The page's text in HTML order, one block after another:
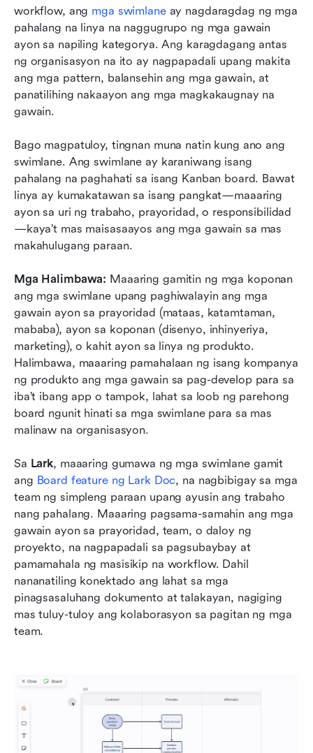
workflow, ang mga swimlane ay nagdaragdag ng mga
pahalang na linya na naggugrupo ng mga gawain
ayon sa napiling kategorya. Ang karagdagang antas
ng organisasyon na ito ay nagpapadali upang makita
ang mga pattern, balansehin ang mga gawain, at
panatilihing nakaayon ang mga magkakaugnay na
gawain.
Bago magpatuloy, tingnan muna natin kung ano ang
swimlane. Ang swimlane ay karaniwang isang
pahalang na paghahati sa isang Kanban board. Bawat
linya ay kumakatawan sa isang pangkat—maaaring
ayon sa uri ng trabaho, prayoridad, o responsibilidad
—kaya’t mas maisasaayos ang mga gawain sa mas
makahulugang paraan.
Mga Halimbawa: Maaaring gamitin ng mga koponan
ang mga swimlane upang paghiwalayin ang mga
gawain ayon sa prayoridad (mataas, katamtaman,
mababa), ayon sa koponan (disenyo, inhinyeriya,
marketing), o kahit ayon sa linya ng produkto.
Halimbawa, maaaring pamahalaan ng isang kompanya
ng produkto ang mga gawain sa pag-develop para sa
iba’t ibang app o tampok, lahat sa loob ng parehong
board ngunit hinati sa mga swimlane para sa mas
malinaw na organisasyon.
Sa Lark, maaaring gumawa ng mga swimlane gamit
ang Board feature ng Lark Doc, na nagbibigay sa mga
team ng simpleng paraan upang ayusin ang trabaho
nang pahalang. Maaaring pagsama-samahin ang mga
gawain ayon sa prayoridad, team, o daloy ng
proyekto, na nagpapadali sa pagsubaybay at
pamamahala ng masisikip na workflow. Dahil
nananatiling konektado ang lahat sa mga
pinagsasaluhang dokumento at talakayan, nagiging
mas tuluy-tuloy ang kolaborasyon sa pagitan ng mga
team.